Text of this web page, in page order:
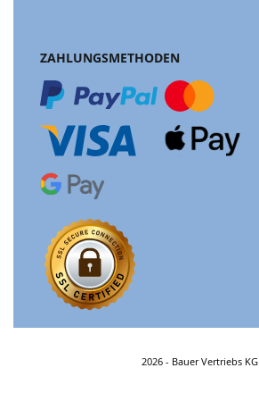
ZAHLUNGSMETHODEN
2026 - Bauer Vertriebs KG